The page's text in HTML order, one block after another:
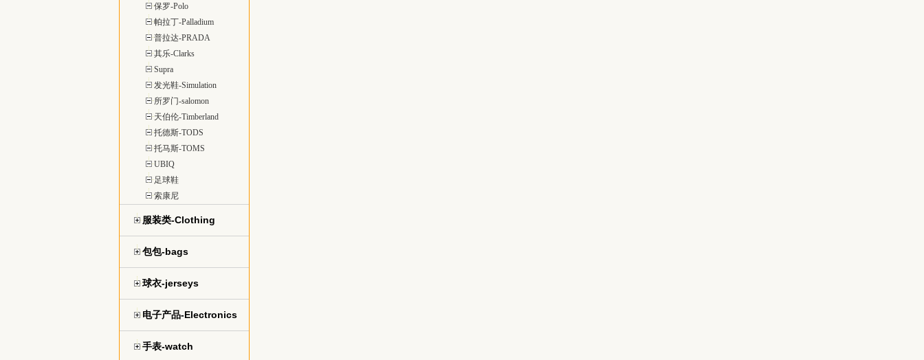
保罗-Polo
帕拉丁-Palladium
普拉达-PRADA
其乐-Clarks
Supra
发光鞋-Simulation
所罗门-salomon
天伯伦-Timberland
托德斯-TODS
托马斯-TOMS
UBIQ
足球鞋
索康尼
服装类-Clothing
包包-bags
球衣-jerseys
电子产品-Electronics
手表-watch